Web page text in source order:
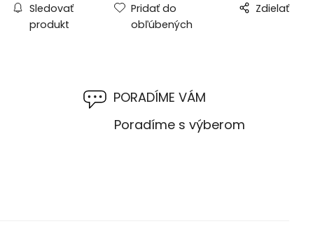
Sledovať
produkt
Pridať do
obľúbených
Zdielať
PORADÍME VÁM
Poradíme s výberom